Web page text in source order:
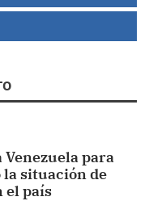
Venezuela para
situación de
el país